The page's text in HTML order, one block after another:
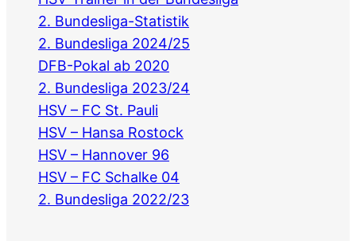
2. Bundesliga-Statistik
2. Bundesliga 2024/25
DFB-Pokal ab 2020
2. Bundesliga 2023/24
HSV – FC St. Pauli
HSV – Hansa Rostock
HSV – Hannover 96
HSV – FC Schalke 04
2. Bundesliga 2022/23